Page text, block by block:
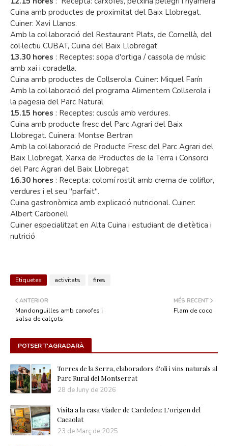
Cuina amb productes de proximitat del Baix Llobregat.
Cuiner: Xavi Llanos.
Amb la col·laboració del Restaurant Plats, de Cornellà, del
col·lectiu CUBAT, Cuina del Baix Llobregat
13.30 hores : Receptes: sopa d'ortiga / cassola de músic
amb xai i coradella.
Cuina amb productes de Collserola. Cuiner: Miquel Farín
Amb la col·laboració del programa Alimentem Collserola i
la pagesia del Parc Natural
15.15 hores : Receptes: cuscús amb verdures.
Cuina amb producte fresc del Parc Agrari del Baix
Llobregat. Cuinera: Montse Bertran
Amb la col·laboració de Producte Fresc del Parc Agrari del
Baix Llobregat, Xarxa de Productes de la Terra i Consorci
del Parc Agrari del Baix Llobregat
16.30 hores : Recepta: colomí rostit amb crema de coliflor,
verdures i el seu "parfait".
Cuina gastronòmica amb explicació nutricional. Cuiner:
Albert Carbonell
Cuiner especialitzat en Alta Cuina i estudiant de dietètica i
nutrició
Etiquetes activitats fires
MÉS RECENT
Flam de coco
ANTERIOR
Mandonguilles amb carxofes i
salsa de calçots
POTSER T'AGRADARÀ
Torres de la Serra, elaboradors d'oli i vins naturals al
Parc Rural del Montserrat
28 de Juny de 2026
Visita a la casa Viader de Cardedeu: L'origen del
Cacaolat
23 de Març de 2025